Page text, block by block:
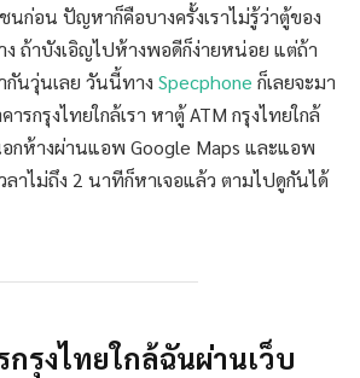
ก่อน ปัญหาก็คือบางครั้งเราไม่รู้ว่าตู้ของ
ถ้าบังเอิญไปห้างพอดีก็ง่ายหน่อย แต่ถ้า
กันวุ่นเลย วันนี้ทาง Specphone ก็เลยจะมา
กรุงไทยใกล้เรา หาตู้ ATM กรุงไทยใกล้
กห้างผ่านแอพ Google Maps และแอพ
ลาไม่ถึง 2 นาทีก็หาเจอแล้ว ตามไปดูกันได้
รุงไทยใกล้ฉันผ่านเว็บ